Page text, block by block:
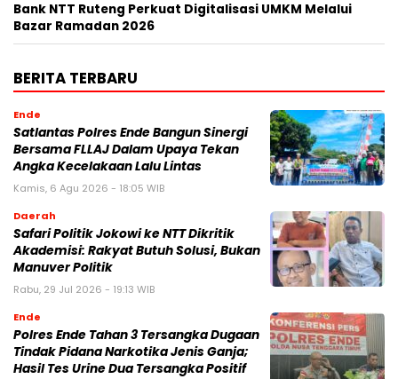
Bank NTT Ruteng Perkuat Digitalisasi UMKM Melalui
Bazar Ramadan 2026
BERITA TERBARU
Ende
Satlantas Polres Ende Bangun Sinergi
Bersama FLLAJ Dalam Upaya Tekan
Angka Kecelakaan Lalu Lintas
Kamis, 6 Agu 2026 - 18:05 WIB
Daerah
Safari Politik Jokowi ke NTT Dikritik
Akademisi: Rakyat Butuh Solusi, Bukan
Manuver Politik
Rabu, 29 Jul 2026 - 19:13 WIB
Ende
Polres Ende Tahan 3 Tersangka Dugaan
Tindak Pidana Narkotika Jenis Ganja;
Hasil Tes Urine Dua Tersangka Positif